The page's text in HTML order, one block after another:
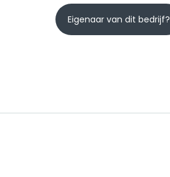
Eigenaar van dit bedrijf?